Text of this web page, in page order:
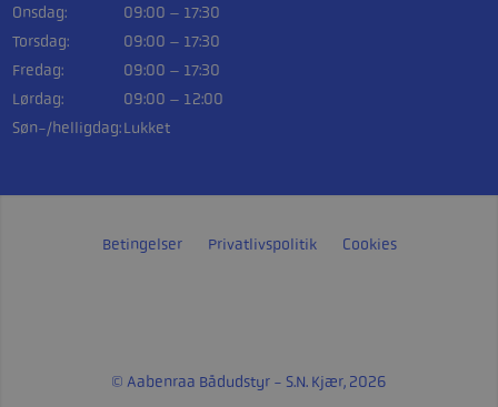
Onsdag:
09:00 – 17:30
Torsdag:
09:00 – 17:30
Fredag:
09:00 – 17:30
Lørdag:
09:00 – 12:00
Søn-/helligdag:Lukket
Betingelser Privatlivspolitik Cookies
© Aabenraa Bådudstyr - S.N. Kjær, 2026